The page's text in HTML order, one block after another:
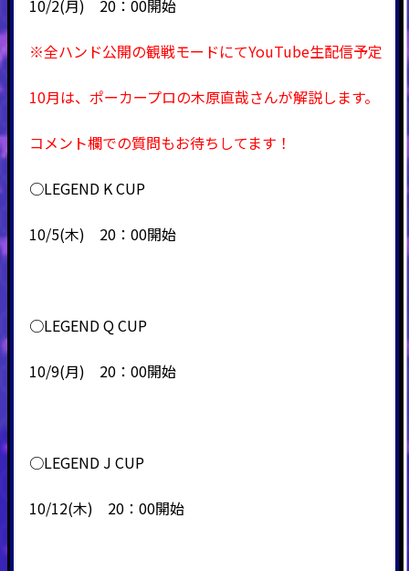
10/2(月) 20：00開始
※全ハンド公開の観戦モードにてYouTube生配信予定
10月は、ポーカープロの木原直哉さんが解説します。
コメント欄での質問もお待ちしてます！
○LEGEND K CUP
10/5(木) 20：00開始
○LEGEND Q CUP
10/9(月) 20：00開始
○LEGEND J CUP
10/12(木) 20：00開始